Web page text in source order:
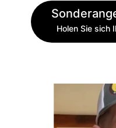
Holen Sie sich